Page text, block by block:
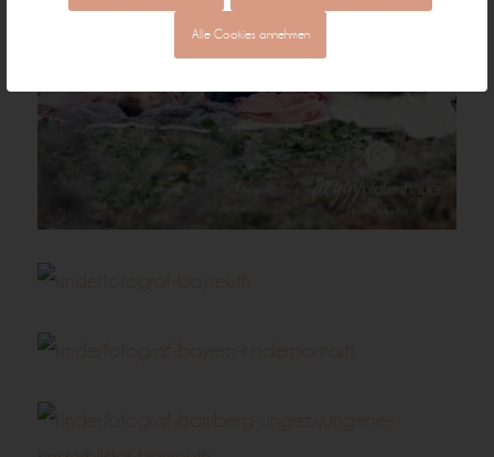
Alle Cookies annehmen